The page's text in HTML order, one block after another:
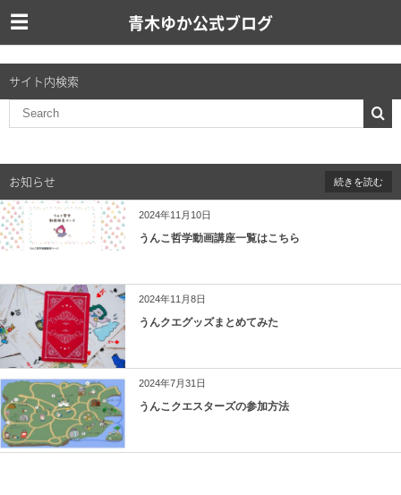
青木ゆか公式ブログ
サイト内検索
お知らせ
2024年11月10日
うんこ哲学動画講座一覧はこちら
2024年11月8日
うんクエグッズまとめてみた
2024年7月31日
うんこクエスターズの参加方法
続きを読む